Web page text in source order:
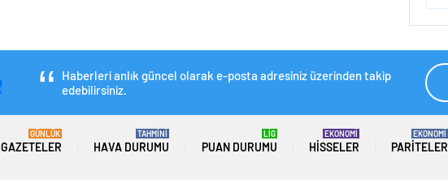
Haberleri anlık güncel olarak e-posta adresiniz üzerinden takip
edebilirsiniz.
GAZETELER
GÜNLÜK
HAVA DURUMU
TAHMİNİ
PUAN DURUMU
LİG
HISSELER
EKONOMİ
PARITELER
EKONOMİ